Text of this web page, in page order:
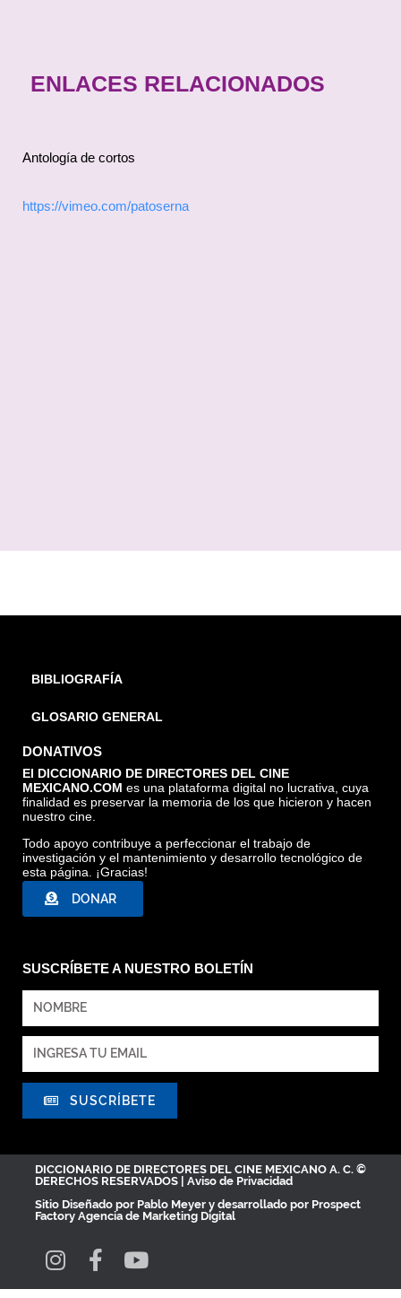
ENLACES RELACIONADOS
Antología de cortos
https://vimeo.com/patoserna
BIBLIOGRAFÍA
GLOSARIO GENERAL
DONATIVOS
El DICCIONARIO DE DIRECTORES DEL CINE
MEXICANO.COM es una plataforma digital no lucrativa, cuya
finalidad es preservar la memoria de los que hicieron y hacen
nuestro cine.
Todo apoyo contribuye a perfeccionar el trabajo de
investigación y el mantenimiento y desarrollo tecnológico de
esta página. ¡Gracias!
DONAR
SUSCRÍBETE A NUESTRO BOLETÍN
SUSCRÍBETE
DICCIONARIO DE DIRECTORES DEL CINE MEXICANO A. C. ©
DERECHOS RESERVADOS | Aviso de Privacidad
Sitio Diseñado por Pablo Meyer y desarrollado por Prospect
Factory Agencia de Marketing Digital